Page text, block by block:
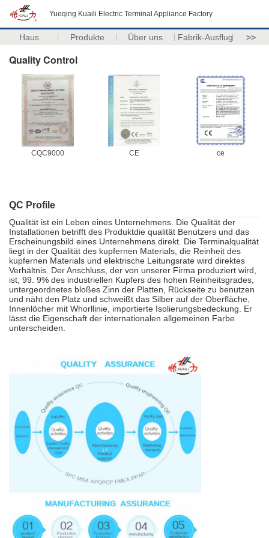
Yueqing Kuaili Electric Terminal Appliance Factory
Haus Produkte Über uns Fabrik-Ausflug >>
Quality Control
CQC9000 CE ce
QC Profile
Qualität ist ein Leben eines Unternehmens. Die Qualität der
Installationen betrifft des Produktdie qualität Benutzers und das
Erscheinungsbild eines Unternehmens direkt. Die Terminalqualität
liegt in der Qualität des kupfernen Materials, die Reinheit des
kupfernen Materials und elektrische Leitungsrate wird direktes
Verhältnis. Der Anschluss, der von unserer Firma produziert wird,
ist, 99. 9% des industriellen Kupfers des hohen Reinheitsgrades,
untergeordnetes bloßes Zinn der Platten, Rückseite zu benutzen
und näht den Platz und schweißt das Silber auf der Oberfläche,
Innenlöcher mit Whorllinie, importierte Isolierungsbedeckung. Er
lässt die Eigenschaft der internationalen allgemeinen Farbe
unterscheiden.